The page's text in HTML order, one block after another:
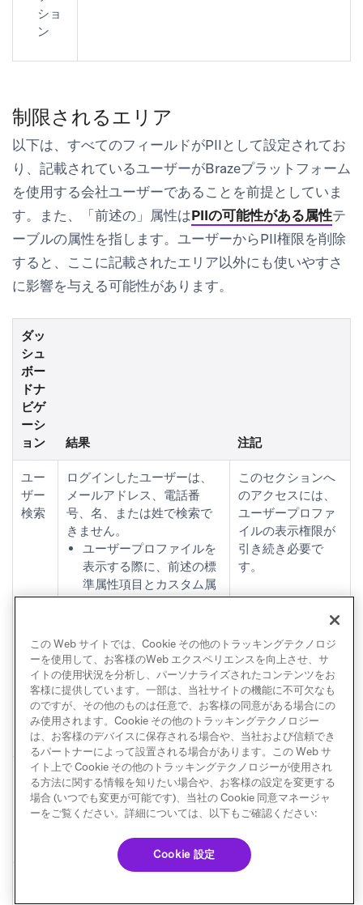
ショ
ン
制限されるエリア
以下は、すべてのフィールドがPIIとして設定されてお
り、記載されているユーザーがBrazeプラットフォーム
を使用する会社ユーザーであることを前提としていま
す。また、「前述の」属性はPIIの可能性がある属性テ
ーブルの属性を指します。ユーザーからPII権限を削除
すると、ここに記載されたエリア以外にも使いやすさ
に影響を与える可能性があります。
ダッ
シュ
ボー
ドナ
ビゲ
ーシ
ョン
結果 注記
ユー
ザー
検索
ログインしたユーザーは、
メールアドレス、電話番
号、名、または姓で検索で
きません。
ユーザープロファイルを
表示する際に、前述の標
準属性項目とカスタム属
性が表示されません。
らユーザープロファイル
の前述の標準属性項目を
編集できません。
ユーザープロファイルの
購読ステータスを更新で
きません。
このセクションへ
のアクセスには、
ユーザープロファ
イルの表示権限が
引き続き必要で
す。
ユー
ザー
イン
ユーザーはユーザーインポ
ートページからファイルを
ダウンロードできません。
この Web サイトでは、Cookie その他のトラッキングテクノロジ
ーを使用して、お客様のWeb エクスペリエンスを向上させ、サ
イトの使用状況を分析し、パーソナライズされたコンテンツをお
客様に提供しています。一部は、当社サイトの機能に不可欠なも
のですが、その他のものは任意で、お客様の同意がある場合にの
み使用されます。Cookie その他のトラッキングテクノロジー
は、お客様のデバイスに保存される場合や、当社および信頼でき
るパートナーによって設置される場合があります。この Web サ
イト上で Cookie その他のトラッキングテクノロジーが使用され
る方法に関する情報を知りたい場合や、お客様の設定を変更する
場合 (いつでも変更が可能です)、当社の Cookie 同意マネージャ
ーをご覧ください。詳細については、以下もご確認ください:
Cookie 設定